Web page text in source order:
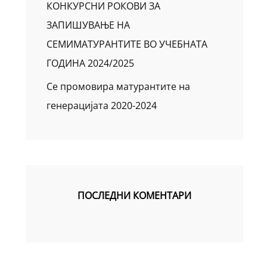
КОНКУРСНИ РОКОВИ ЗА
ЗАПИШУВАЊЕ НА
СЕМИМАТУРАНТИТЕ ВО УЧЕБНАТА
ГОДИНА 2024/2025
Се промовира матурантите на
генерацијата 2020-2024
ПОСЛЕДНИ КОМЕНТАРИ